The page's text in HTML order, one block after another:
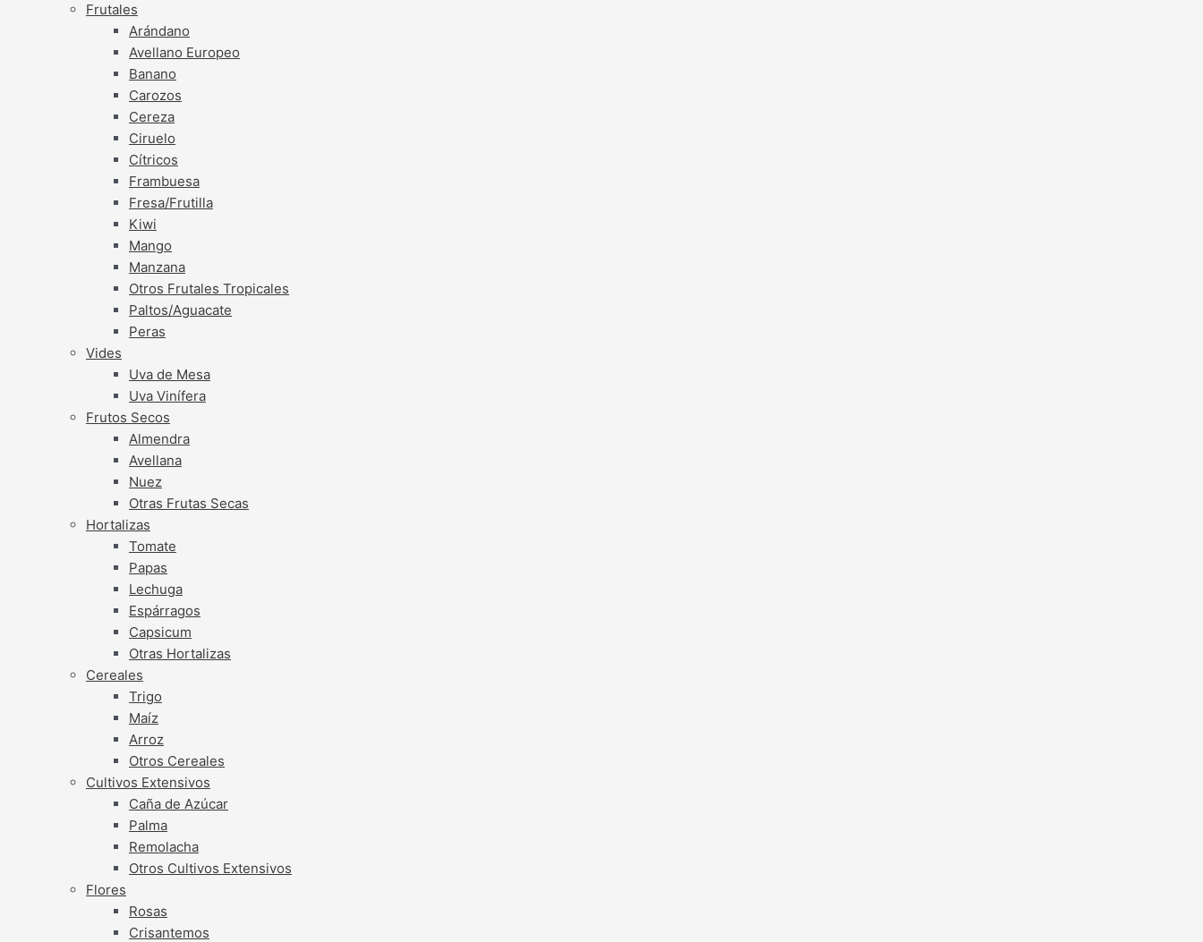
Frutales
Arándano
Avellano Europeo
Banano
Carozos
Cereza
Ciruelo
Cítricos
Frambuesa
Fresa/Frutilla
Kiwi
Mango
Manzana
Otros Frutales Tropicales
Paltos/Aguacate
Peras
Vides
Uva de Mesa
Uva Vinífera
Frutos Secos
Almendra
Avellana
Nuez
Otras Frutas Secas
Hortalizas
Tomate
Papas
Lechuga
Espárragos
Capsicum
Otras Hortalizas
Cereales
Trigo
Maíz
Arroz
Otros Cereales
Cultivos Extensivos
Caña de Azúcar
Palma
Remolacha
Otros Cultivos Extensivos
Flores
Rosas
Crisantemos